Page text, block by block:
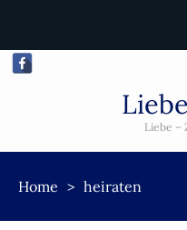
Liebe –
Home > heiraten